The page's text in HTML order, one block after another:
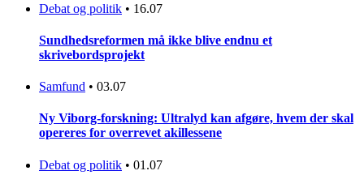
Debat og politik • 16.07
Sundhedsreformen må ikke blive endnu et
skrivebordsprojekt
Samfund • 03.07
Ny Viborg-forskning: Ultralyd kan afgøre, hvem der skal
opereres for overrevet akillessene
Debat og politik • 01.07